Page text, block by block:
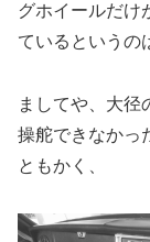
グホイールだけ
ているというの
ましてや、大径
操舵できなかっ
ともかく、